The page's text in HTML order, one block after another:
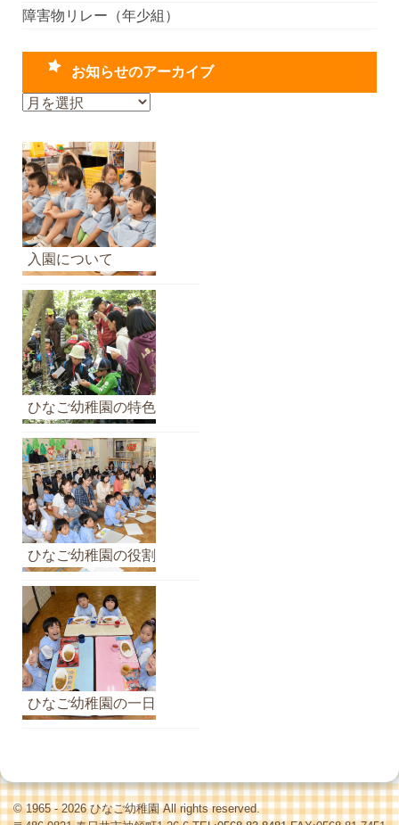
障害物リレー（年少組）
お知らせのアーカイブ
お
ら
せ
の
ア
ー
カ
イ
ブ
入園について
ひなご幼稚園の特色
ひなご幼稚園の役割
ひなご幼稚園の一日
© 1965 - 2026 ひなご幼稚園 All rights reserved.